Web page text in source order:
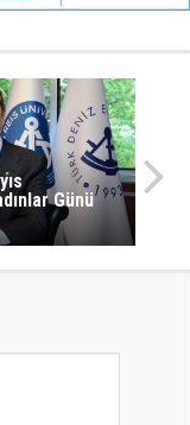
Günü